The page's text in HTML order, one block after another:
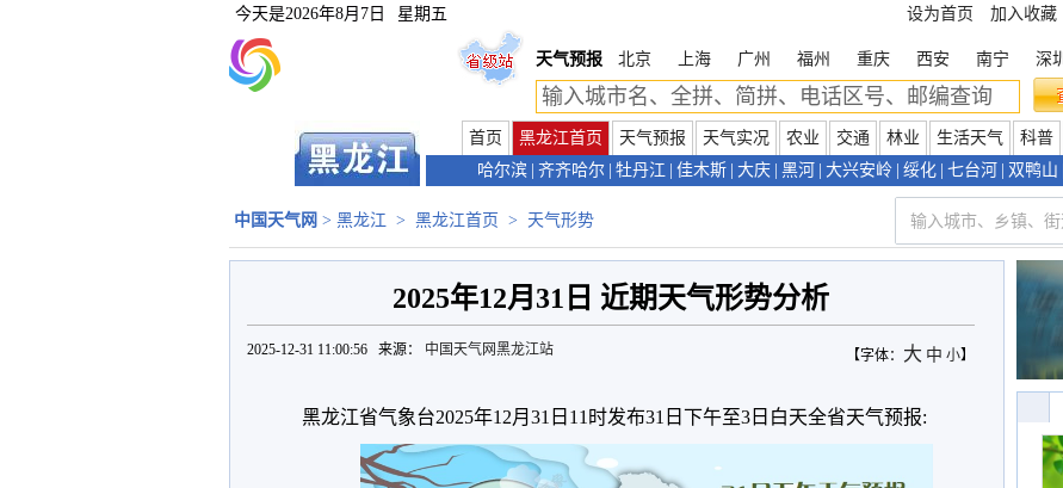
今天是2026年8月7日 星期五 设为首页 加入收藏
天气预报
北京 上海 广州 福州 重庆 西安 南宁 深圳
首页 黑龙江首页 天气预报 天气实况 农业 交通 林业 生活天气 科普
哈尔滨 齐齐哈尔 牡丹江 佳木斯 大庆 黑河 大兴安岭 绥化 七台河 双鸭山
中国天气网 > 黑龙江 > 黑龙江首页 > 天气形势
2025年12月31日 近期天气形势分析
【字体： 大 中 小】
2025-12-31 11:00:56 来源： 中国天气网黑龙江站
黑龙江省气象台2025年12月31日11时发布31日下午至3日白天全省天气预报: